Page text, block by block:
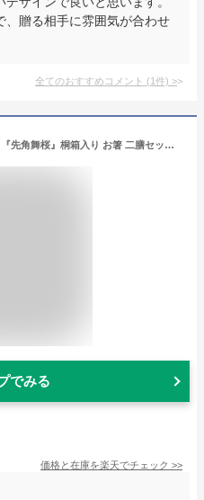
、贈る相手に雰囲気が合わせ
全てのおすすめコメント (1件) >
【あす楽対応】母の日 夫婦箸 『先角舞桜』桐箱入り お箸 二膳セット 黒23cm・赤21cm 名入れ/食器/結婚/結婚祝い/結婚記念日/両親/ペア/セット/金婚式/銀婚式/ギフト/プレゼント/贈り物 ペア カップル/敬老の日【結婚祝い 夫婦箸 箸 名入れ無料】
でみる
価格と在庫を楽天でチェック >>